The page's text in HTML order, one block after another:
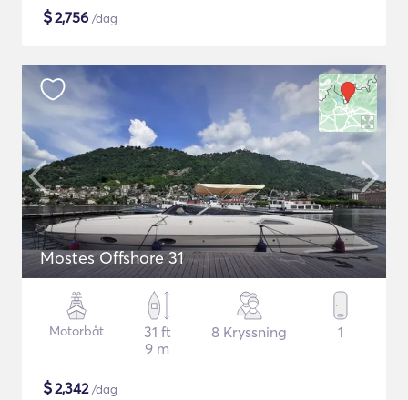
$2,756 /dag
Mostes Offshore 31
Motorbåt
31 ft
9 m
8 Kryssning 1
$2,342/dag